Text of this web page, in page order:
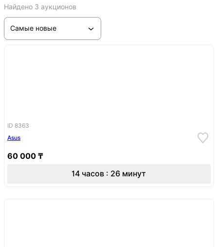
Найдено 3 аукционов
Самые новые
ID 8363
Asus
60 000 ₸
14 часов : 26 минут